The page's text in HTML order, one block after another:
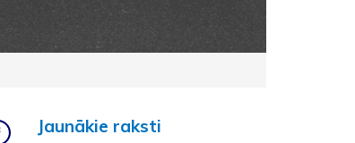
Jaunākie raksti